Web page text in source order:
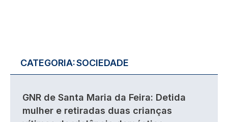
CATEGORIA:SOCIEDADE
GNR de Santa Maria da Feira: Detida
mulher e retiradas duas crianças